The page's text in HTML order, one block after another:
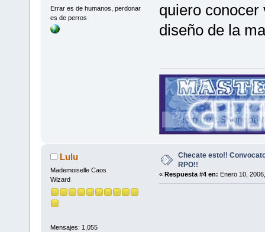
Errar es de humanos, perdonar
es de perros
quiero conocer
diseño de la
Lulu
Mademoiselle Caos
Wizard
Mensajes: 1,055
Checate esto!!
RPO!!
« Respuesta #4 en: Enero 10,